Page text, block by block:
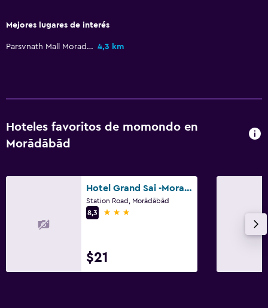
Mejores lugares de interés
Parsvnath Mall Moradabad 4,3 km
Hoteles favoritos de momondo en
Morādābād
Hotel Grand Sai -Moradabad, Uttar Pradesh
Station Road, Morādābād
8,3
3 estrellas
$21